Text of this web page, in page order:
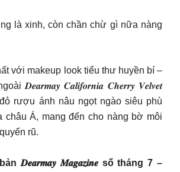
là xinh, còn chần chừ gì nữa nàng
với makeup look tiểu thư huyền bí –
𝑫𝒆𝒂𝒓𝒎𝒂𝒚 𝑪𝒂𝒍𝒊𝒇𝒐𝒓𝒏𝒊𝒂 𝑪𝒉𝒆𝒓𝒓𝒚 𝑽𝒆𝒍𝒗𝒆𝒕
rượu ánh nâu ngọt ngào siêu phù
châu Á, mang đến cho nàng bờ môi
rũ.
𝑫𝒆𝒂𝒓𝒎𝒂𝒚 𝑴𝒂𝒈𝒂𝒛𝒊𝒏𝒆 số tháng 7 –